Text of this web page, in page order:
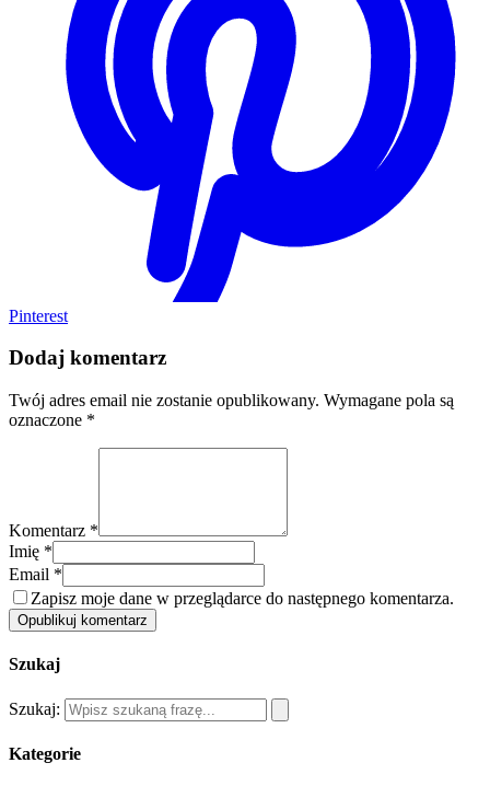
Pinterest
Dodaj komentarz
Twój adres email nie zostanie opublikowany. Wymagane pola są
oznaczone *
Komentarz *
Imię *
Email *
Zapisz moje dane w przeglądarce do następnego komentarza.
Opublikuj komentarz
Szukaj
Szukaj:
Kategorie